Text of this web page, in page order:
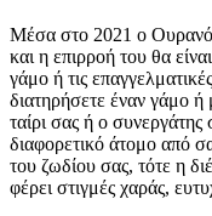
Μέσα στο 2021 ο
και η επιρροή του θα είναι
γάμο ή τις
διατηρήσετε έναν γάμο ή
ταίρι σας ή ο συνεργάτης
διαφορετικό άτομο από
του ζωδίου σας, τότε η
φέρει στιγμές χαράς,